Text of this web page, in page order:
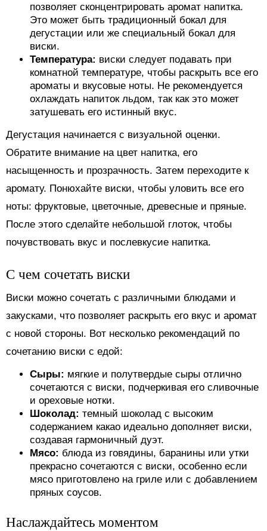
позволяет сконцентрировать аромат напитка.
Это может быть традиционный бокал для
дегустации или же специальный бокал для
виски.
Температура: виски следует подавать при
комнатной температуре, чтобы раскрыть все его
ароматы и вкусовые ноты. Не рекомендуется
охлаждать напиток льдом, так как это может
затушевать его истинный вкус.
Дегустация начинается с визуальной оценки.
Обратите внимание на цвет напитка, его
насыщенность и прозрачность. Затем переходите к
аромату. Понюхайте виски, чтобы уловить все его
ноты: фруктовые, цветочные, древесные и пряные.
После этого сделайте небольшой глоток, чтобы
почувствовать вкус и послевкусие напитка.
С чем сочетать виски
Виски можно сочетать с различными блюдами и
закусками, что позволяет раскрыть его вкус и аромат
с новой стороны. Вот несколько рекомендаций по
сочетанию виски с едой:
Сыры: мягкие и полутвердые сыры отлично
сочетаются с виски, подчеркивая его сливочные
и ореховые нотки.
Шоколад: темный шоколад с высоким
содержанием какао идеально дополняет виски,
создавая гармоничный дуэт.
Мясо: блюда из говядины, баранины или утки
прекрасно сочетаются с виски, особенно если
мясо приготовлено на гриле или с добавлением
пряных соусов.
Наслаждайтесь моментом